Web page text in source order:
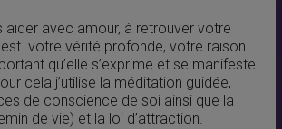
aider avec amour, à retrouver votre
votre vérité profonde, votre raison
qu’elle s’exprime et se manifeste
cela j’utilise la méditation guidée,
de conscience de soi ainsi que la
de vie) et la loi d’attraction.